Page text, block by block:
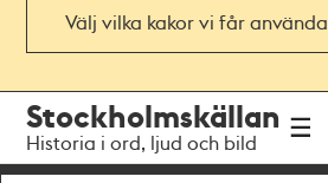
Välj vilka kakor vi får använda
navigationen
huvudinnehållet
Stockholmskällan
Historia i ord, ljud och bild